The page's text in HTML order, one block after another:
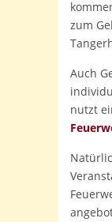
zum
Auch
nutzt